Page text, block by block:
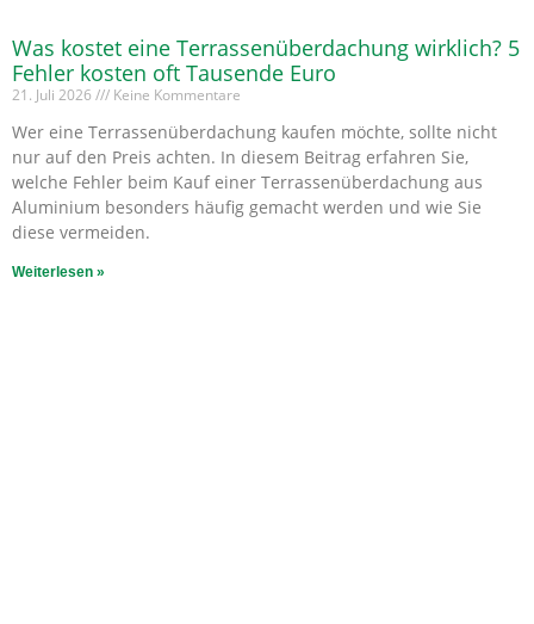
Was kostet eine Terrassenüberdachung wirklich? 5
Fehler kosten oft Tausende Euro
21. Juli 2026 Keine Kommentare
Wer eine Terrassenüberdachung kaufen möchte, sollte nicht
nur auf den Preis achten. In diesem Beitrag erfahren Sie,
welche Fehler beim Kauf einer Terrassenüberdachung aus
Aluminium besonders häufig gemacht werden und wie Sie
diese vermeiden.
Weiterlesen »